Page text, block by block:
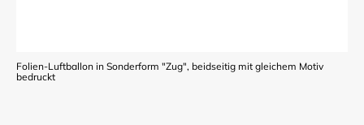
Folien-Luftballon in Sonderform "Zug", beidseitig mit gleichem Motiv
bedruckt